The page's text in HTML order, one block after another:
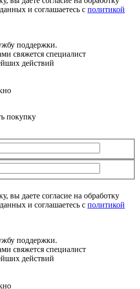
и соглашаетесь с политикой
поддержки.
свяжется специалист
действий
покупку
вы даете согласие на обработку
и соглашаетесь с политикой
поддержки.
свяжется специалист
действий